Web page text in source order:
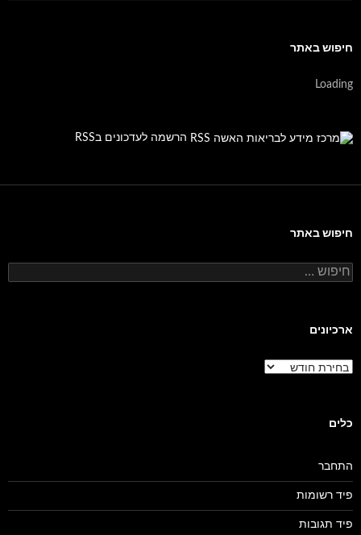
חיפוש באתר
Loading
הרשמה לעדכונים בRSS
חיפוש באתר
חיפוש:
ארכיונים
ארכיונים
כלים
התחבר
פיד רשומות
פיד תגובות